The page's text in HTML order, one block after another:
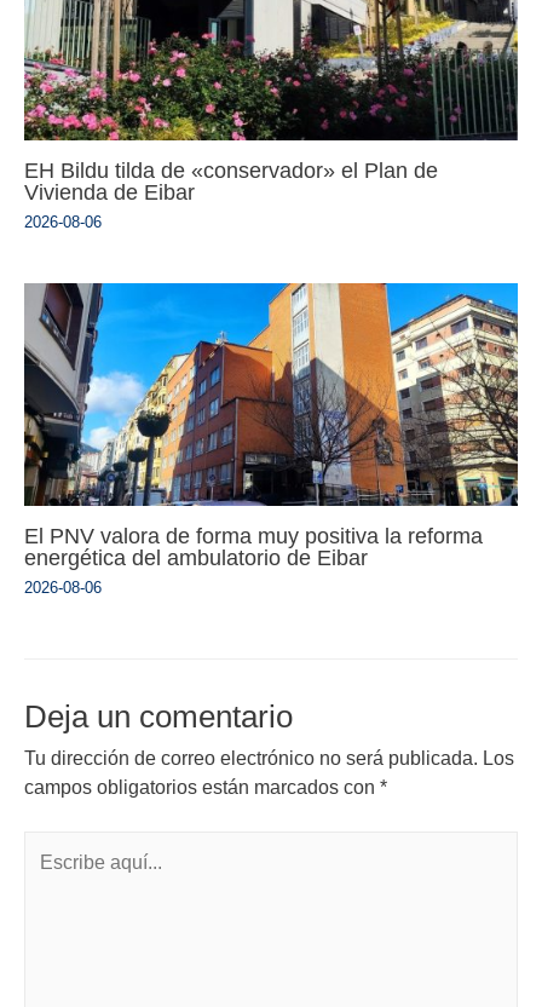
EH Bildu tilda de «conservador» el Plan de
Vivienda de Eibar
2026-08-06
El PNV valora de forma muy positiva la reforma
energética del ambulatorio de Eibar
2026-08-06
Deja un comentario
Tu dirección de correo electrónico no será publicada. Los
campos obligatorios están marcados con *